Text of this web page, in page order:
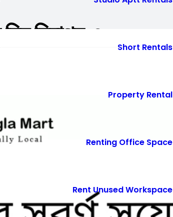
Short Rentals
Property Rental
Renting Office Space
Rent Unused Workspace
নিরাপদ ও